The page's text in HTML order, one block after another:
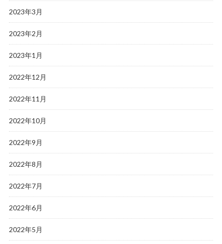
2023年3月
2023年2月
2023年1月
2022年12月
2022年11月
2022年10月
2022年9月
2022年8月
2022年7月
2022年6月
2022年5月